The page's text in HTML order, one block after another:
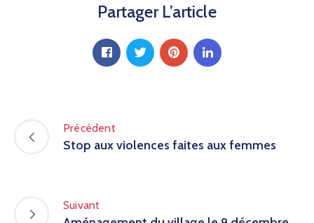
Partager L’article
Précédent
Stop aux violences faites aux femmes
Suivant